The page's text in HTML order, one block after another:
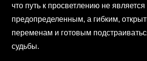
что путь к просветлению не является
предопределенным, а гибким,
переменам и готовым
судьбы.